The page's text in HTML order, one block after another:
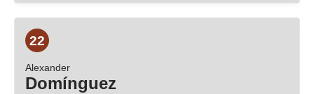
22
Alexander
Domínguez